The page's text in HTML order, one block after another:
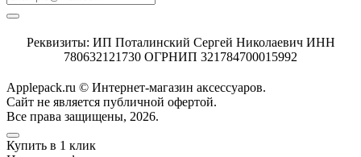
Реквизиты: ИП Поталинский Сергей Николаевич ИНН
780632121730 ОГРНИП 321784700015992
Applepack.ru © Интернет-магазин аксессуаров.
Cайт не является публичной офертой.
Все права защищены, 2026.
Купить в 1 клик